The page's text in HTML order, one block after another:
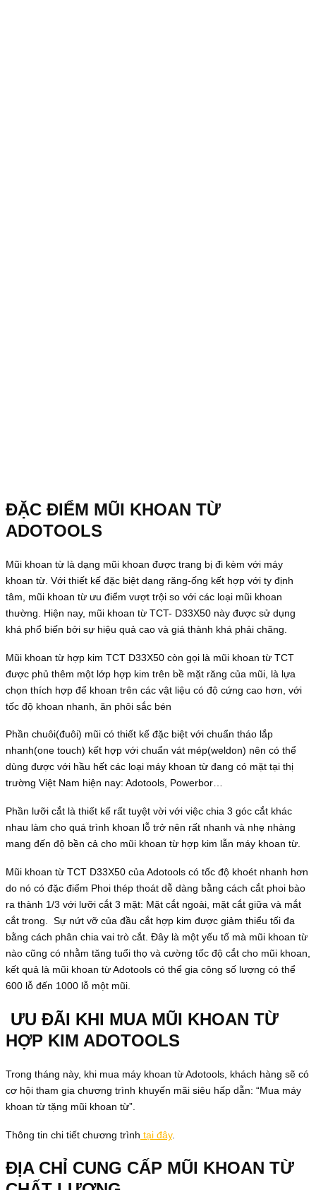
ĐẶC ĐIỂM MŨI KHOAN TỪ
ADOTOOLS
Mũi khoan từ là dạng mũi khoan được trang bị đi kèm với máy
khoan từ. Với thiết kế đặc biệt dạng răng-ống kết hợp với ty định
tâm, mũi khoan từ ưu điểm vượt trội so với các loại mũi khoan
thường. Hiện nay, mũi khoan từ TCT- D33X50 này được sử dụng
khá phổ biến bởi sự hiệu quả cao và giá thành khá phải chăng.
Mũi khoan từ hợp kim TCT D33X50 còn gọi là mũi khoan từ TCT
được phủ thêm một lớp hợp kim trên bề mặt răng của mũi, là lựa
chọn thích hợp để khoan trên các vật liệu có độ cứng cao hơn, với
tốc độ khoan nhanh, ăn phôi sắc bén
Phần chuôi(đuôi) mũi có thiết kế đặc biệt với chuẩn tháo lắp
nhanh(one touch) kết hợp với chuẩn vát mép(weldon) nên có thể
dùng được với hầu hết các loại máy khoan từ đang có mặt tại thị
trường Việt Nam hiện nay: Adotools, Powerbor…
Phần lưỡi cắt là thiết kế rất tuyệt vời với việc chia 3 góc cắt khác
nhau làm cho quá trình khoan lỗ trở nên rất nhanh và nhẹ nhàng
mang đến độ bền cả cho mũi khoan từ hợp kim lẫn máy khoan từ.
Mũi khoan từ TCT D33X50 của Adotools có tốc độ khoét nhanh hơn
do nó có đặc điểm Phoi thép thoát dễ dàng bằng cách cắt phoi bào
ra thành 1/3 với lưỡi cắt 3 mặt: Mặt cắt ngoài, mặt cắt giữa và mắt
cắt trong. Sự nứt vỡ của đầu cắt hợp kim được giảm thiểu tối đa
bằng cách phân chia vai trò cắt. Đây là một yếu tố mà mũi khoan từ
nào cũng có nhằm tăng tuổi thọ và cường tốc độ cắt cho mũi khoan,
kết quả là mũi khoan từ Adotools có thể gia công số lượng có thể
600 lỗ đến 1000 lỗ một mũi.
ƯU ĐÃI KHI MUA MŨI KHOAN TỪ
HỢP KIM ADOTOOLS
Trong tháng này, khi mua máy khoan từ Adotools, khách hàng sẽ có
cơ hội tham gia chương trình khuyến mãi siêu hấp dẫn: “Mua máy
khoan từ tặng mũi khoan từ”.
Thông tin chi tiết chương trình tại đây.
ĐỊA CHỈ CUNG CẤP MŨI KHOAN TỪ